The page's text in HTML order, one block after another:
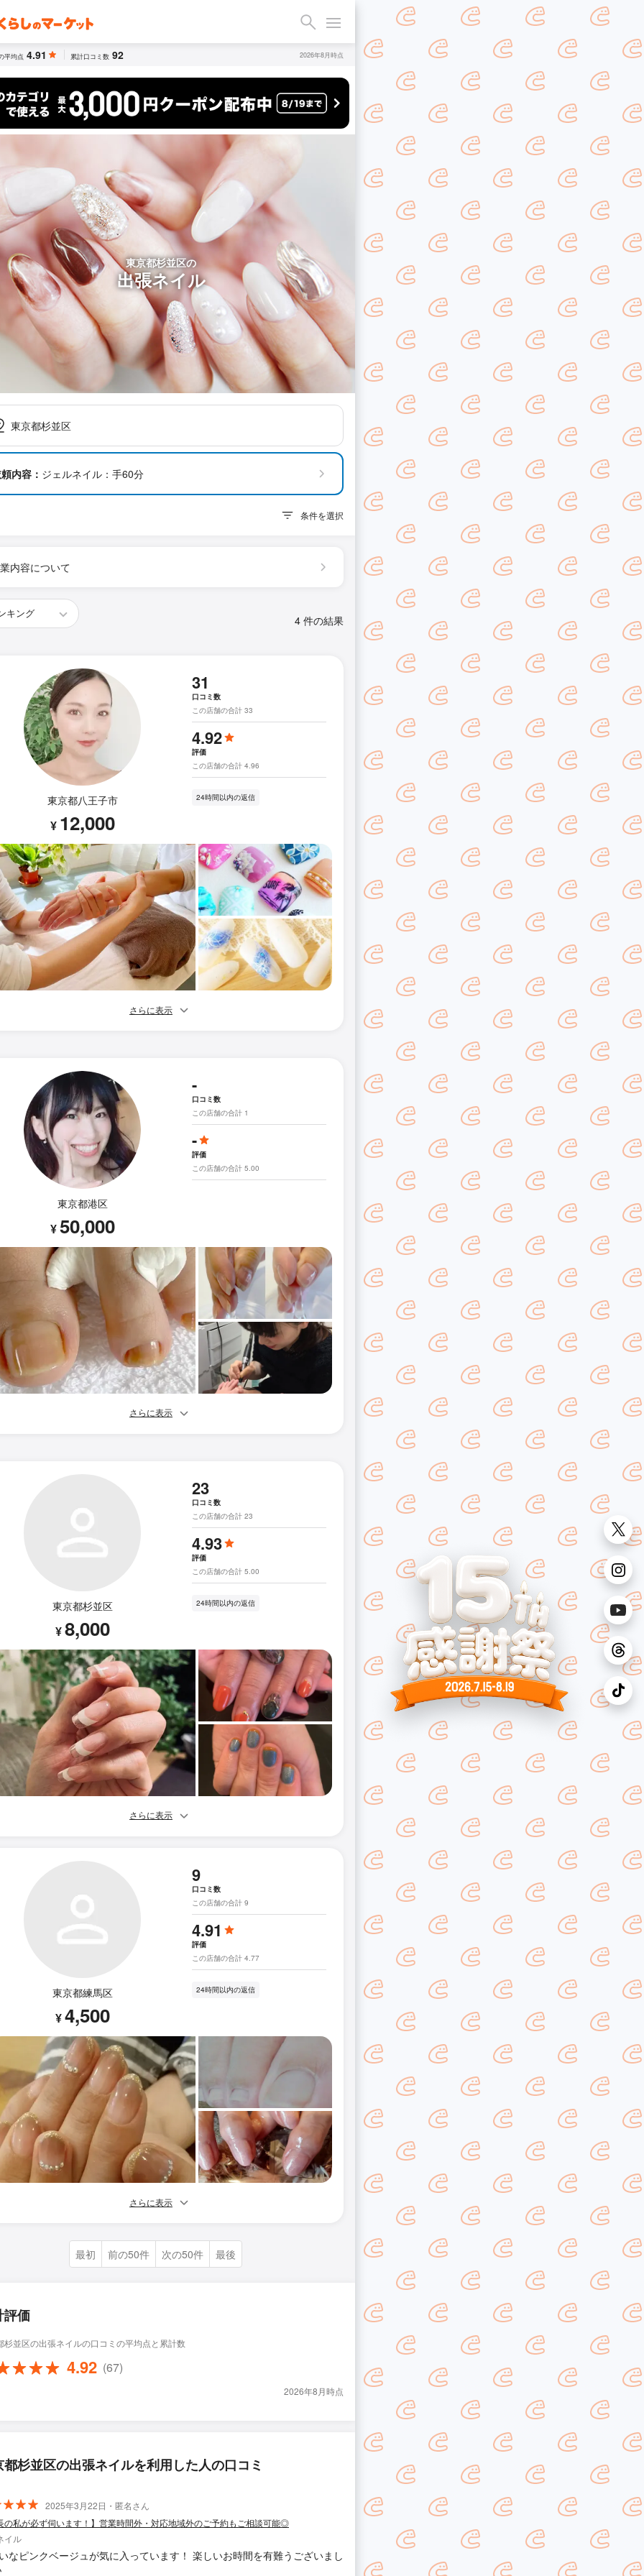
平均点 4.91 累計口コミ数 92 2026年8月時点
東京都杉並区の
出張ネイル
東京都杉並区
内容： ジェルネイル：手60分
条件を選択
内容について
4 件の結果
東京都八王子市
¥ 12,000
31
口コミ数
この店舗の合計 33
4.92
評価
この店舗の合計 4.96
24時間以内の返信
さらに表示
東京都港区
¥50,000
-
口コミ数
この店舗の合計 1
-
評価
この店舗の合計 5.00
さらに表示
東京都杉並区
¥8,000
23
口コミ数
この店舗の合計 23
4.93
評価
この店舗の合計 5.00
24時間以内の返信
さらに表示
東京都練馬区
¥4,500
9
口コミ数
この店舗の合計 9
4.91
評価
この店舗の合計 4.77
24時間以内の返信
さらに表示
最初 前の50件 次の50件 最後
評価
杉並区の出張ネイルの口コミの平均点と累計数
4.92 (67)
2026年8月時点
都杉並区の出張ネイルを利用した人の口コミ
2025年3月22日・匿名さん
の私が必ず伺います！】営業時間外・対応地域外のご予約もご相談可能◎
イル
なピンクベージュが気に入っています！ 楽しいお時間を有難うございまし